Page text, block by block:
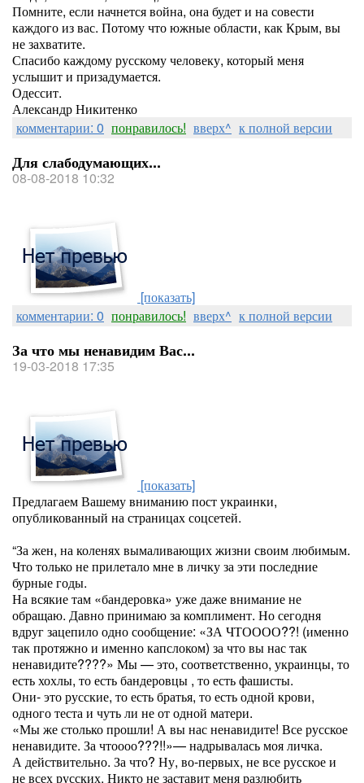
Помните, если начнется война, она будет и на совести
каждого из вас. Потому что южные области, как Крым, вы
не захватите.
Спасибо каждому русскому человеку, который меня
услышит и призадумается.
Одессит.
Александр Никитенко
комментарии: 0 понравилось! вверх^ к полной версии
Для слабодумающих...
08-08-2018 10:32
[показать]
комментарии: 0 понравилось! вверх^ к полной версии
За что мы ненавидим Вас...
19-03-2018 17:35
[показать]
Предлагаем Вашему вниманию пост украинки,
опубликованный на страницах соцсетей.
“За жен, на коленях вымаливающих жизни своим любимым.
Что только не прилетало мне в личку за эти последние
бурные годы.
На всякие там «бандеровка» уже даже внимание не
обращаю. Давно принимаю за комплимент. Но сегодня
вдруг зацепило одно сообщение: «ЗА ЧТОООО??! (именно
так протяжно и именно капслоком) за что вы нас так
ненавидите????» Мы — это, соответственно, украинцы, то
есть хохлы, то есть бандеровцы , то есть фашисты.
Они- это русские, то есть братья, то есть одной крови,
одного теста и чуть ли не от одной матери.
«Мы же столько прошли! А вы нас ненавидите! Все русское
ненавидите. За чтоооо???!!»— надрывалась моя личка.
А действительно. За что? Ну, во-первых, не все русское и
не всех русских. Никто не заставит меня разлюбить